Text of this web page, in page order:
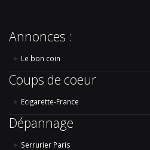
Annonces :
Le bon coin
Coups de coeur
Ecigarette-France
Dépannage
Serrurier Paris